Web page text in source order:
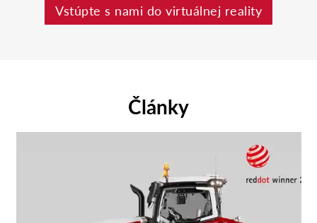
Vstúpte s nami do virtuálnej reality
Články